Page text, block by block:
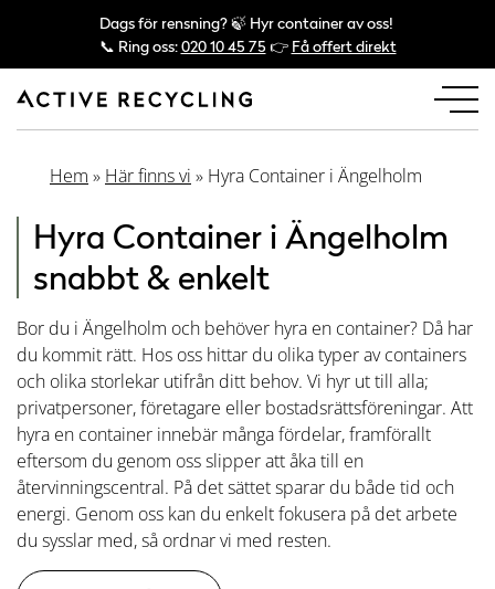
Dags för rensning? 🍃 Hyr container av oss!
📞 Ring oss:020 10 45 75 👉 Få offert direkt
Hem » Här finns vi » Hyra Container i Ängelholm
Hyra Container i Ängelholm
snabbt & enkelt
Bor du i Ängelholm och behöver hyra en container? Då har
du kommit rätt. Hos oss hittar du olika typer av containers
och olika storlekar utifrån ditt behov. Vi hyr ut till alla;
privatpersoner, företagare eller bostadsrättsföreningar. Att
hyra en container innebär många fördelar, framförallt
eftersom du genom oss slipper att åka till en
återvinningscentral. På det sättet sparar du både tid och
energi. Genom oss kan du enkelt fokusera på det arbete
du sysslar med, så ordnar vi med resten.